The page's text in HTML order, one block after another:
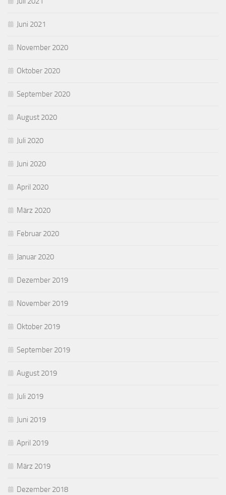
Juni 2021
November 2020
Oktober 2020
September 2020
August 2020
Juli 2020
Juni 2020
April 2020
März 2020
Februar 2020
Januar 2020
Dezember 2019
November 2019
Oktober 2019
September 2019
August 2019
Juli 2019
Juni 2019
April 2019
März 2019
Dezember 2018